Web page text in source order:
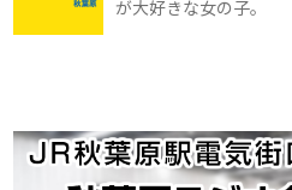
が大好きな女の子。